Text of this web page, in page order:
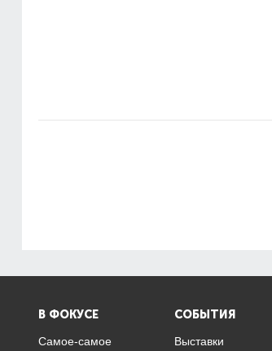
В ФОКУСЕ
Самое-самое
СОБЫТИЯ
Выставки